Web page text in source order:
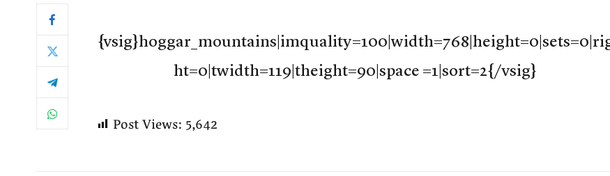
ht=0|twidth=119|theight=90|space =1|sort=2{/vsig}
Post Views: 5,642